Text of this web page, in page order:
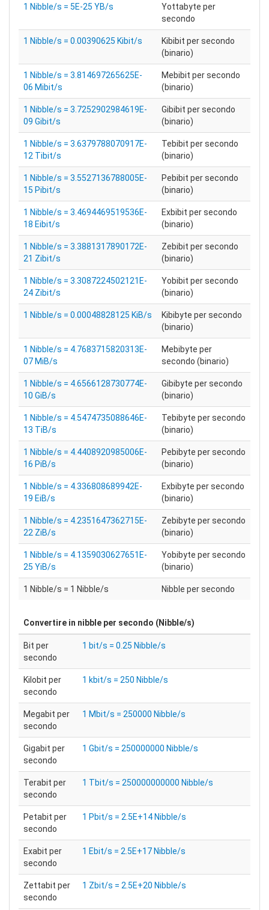
1 Nibble/s = 5E-25 YB/s
Yottabyte per
secondo
1 Nibble/s = 0.00390625 Kibit/s
Kibibit per secondo
(binario)
1 Nibble/s = 3.814697265625E-
06 Mibit/s
Mebibit per secondo
(binario)
1 Nibble/s = 3.7252902984619E-
09 Gibit/s
Gibibit per secondo
(binario)
1 Nibble/s = 3.6379788070917E-
12 Tibit/s
Tebibit per secondo
(binario)
1 Nibble/s = 3.5527136788005E-
15 Pibit/s
Pebibit per secondo
(binario)
1 Nibble/s = 3.4694469519536E-
18 Eibit/s
Exbibit per secondo
(binario)
1 Nibble/s = 3.3881317890172E-
21 Zibit/s
Zebibit per secondo
(binario)
1 Nibble/s = 3.3087224502121E-
24 Zibit/s
Yobibit per secondo
(binario)
1 Nibble/s = 0.00048828125 KiB/s
Kibibyte per secondo
(binario)
1 Nibble/s = 4.7683715820313E-
07 MiB/s
Mebibyte per
secondo (binario)
1 Nibble/s = 4.6566128730774E-
10 GiB/s
Gibibyte per secondo
(binario)
1 Nibble/s = 4.5474735088646E-
13 TiB/s
Tebibyte per secondo
(binario)
1 Nibble/s = 4.4408920985006E-
16 PiB/s
Pebibyte per secondo
(binario)
1 Nibble/s = 4.336808689942E-
19 EiB/s
Exbibyte per secondo
(binario)
1 Nibble/s = 4.2351647362715E-
22 ZiB/s
Zebibyte per secondo
(binario)
1 Nibble/s = 4.1359030627651E-
25 YiB/s
Yobibyte per secondo
(binario)
1 Nibble/s = 1 Nibble/s Nibble per secondo
Convertire in nibble per secondo (Nibble/s)
Bit per
secondo
1 bit/s = 0.25 Nibble/s
Kilobit per
secondo
1 kbit/s = 250 Nibble/s
Megabit per
secondo
1 Mbit/s = 250000 Nibble/s
Gigabit per
secondo
1 Gbit/s = 250000000 Nibble/s
Terabit per
secondo
1 Tbit/s = 250000000000 Nibble/s
Petabit per
secondo
1 Pbit/s = 2.5E+14 Nibble/s
Exabit per
secondo
1 Ebit/s = 2.5E+17 Nibble/s
Zettabit per
secondo
1 Zbit/s = 2.5E+20 Nibble/s